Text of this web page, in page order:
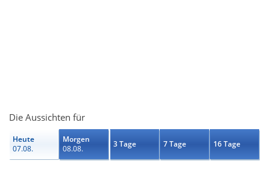
Die Aussichten für
Heute
07.08.
Morgen
08.08.
3 Tage 7 Tage 16 Tage